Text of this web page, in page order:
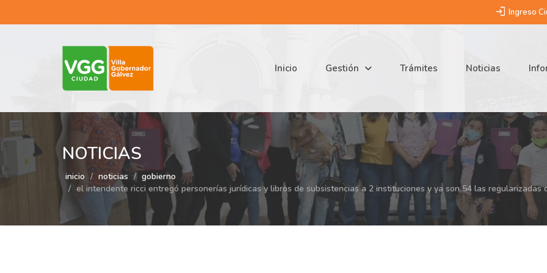
login Ingreso
Inicio Gestión Trámites Noticias
NOTICIAS
inicio noticias
gobierno
el intendente ricci entregó personerías jurídicas y libros de subsistencias a 2 instituciones y ya son 54 las regularizadas